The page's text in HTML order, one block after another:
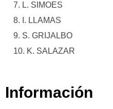
L. SIMOES
I. LLAMAS
S. GRIJALBO
K. SALAZAR
Información